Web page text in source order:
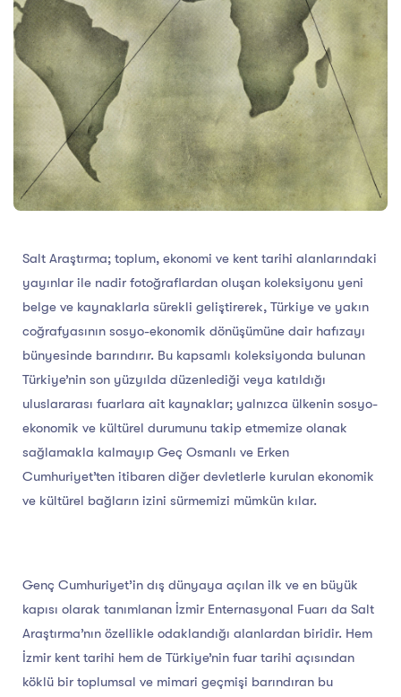
Salt Araştırma; toplum, ekonomi ve kent tarihi alanlarındaki
yayınlar ile nadir fotoğraflardan oluşan koleksiyonu yeni
belge ve kaynaklarla sürekli geliştirerek, Türkiye ve yakın
coğrafyasının sosyo-ekonomik dönüşümüne dair hafızayı
bünyesinde barındırır. Bu kapsamlı koleksiyonda bulunan
Türkiye’nin son yüzyılda düzenlediği veya katıldığı
uluslararası fuarlara ait kaynaklar; yalnızca ülkenin sosyo-
ekonomik ve kültürel durumunu takip etmemize olanak
sağlamakla kalmayıp Geç Osmanlı ve Erken
Cumhuriyet’ten itibaren diğer devletlerle kurulan ekonomik
ve kültürel bağların izini sürmemizi mümkün kılar.
Genç Cumhuriyet’in dış dünyaya açılan ilk ve en büyük
kapısı olarak tanımlanan İzmir Enternasyonal Fuarı da Salt
Araştırma’nın özellikle odaklandığı alanlardan biridir. Hem
İzmir kent tarihi hem de Türkiye’nin fuar tarihi açısından
köklü bir toplumsal ve mimari geçmişi barındıran bu